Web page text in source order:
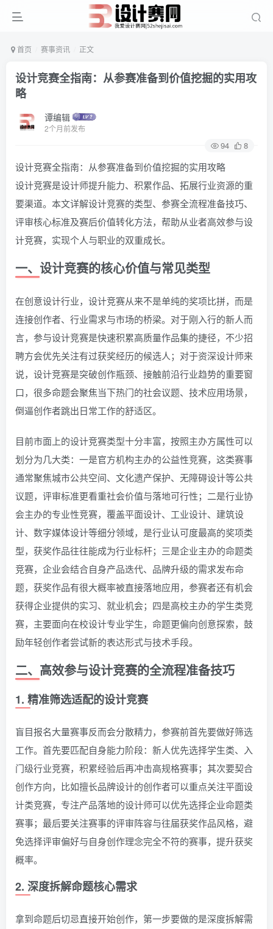
首页 赛事资讯 正文
设计竞赛全指南：从参赛准备到价值挖掘的实用攻
略
谭编辑
2个月前发布
94 8
设计竞赛全指南：从参赛准备到价值挖掘的实用攻略
设计竞赛是设计师提升能力、积累作品、拓展行业资源的重
要渠道。本文详解设计竞赛的类型、参赛全流程准备技巧、
评审核心标准及赛后价值转化方法，帮助从业者高效参与设
计竞赛，实现个人与职业的双重成长。
一、设计竞赛的核心价值与常见类型
在创意设计行业，设计竞赛从来不是单纯的奖项比拼，而是
连接创作者、行业需求与市场的桥梁。对于刚入行的新人而
言，参与设计竞赛是快速积累高质量作品集的捷径，不少招
聘方会优先关注有过获奖经历的候选人；对于资深设计师来
说，设计竞赛是突破创作瓶颈、接触前沿行业趋势的重要窗
口，很多命题会聚焦当下热门的社会议题、技术应用场景，
倒逼创作者跳出日常工作的舒适区。
目前市面上的设计竞赛类型十分丰富，按照主办方属性可以
划分为几大类：一是官方机构主办的公益性竞赛，这类赛事
通常聚焦城市公共空间、文化遗产保护、无障碍设计等公共
议题，评审标准更看重社会价值与落地可行性；二是行业协
会主办的专业性竞赛，覆盖平面设计、工业设计、建筑设
计、数字媒体设计等细分领域，是行业认可度最高的奖项类
型，获奖作品往往能成为行业标杆；三是企业主办的命题类
竞赛，企业会结合自身产品迭代、品牌升级的需求发布命
题，获奖作品有很大概率被直接落地应用，参赛者还有机会
获得企业提供的实习、就业机会；四是高校主办的学生类竞
赛，主要面向在校设计专业学生，命题更偏向创意探索，鼓
励年轻创作者尝试新的表达形式与技术手段。
二、高效参与设计竞赛的全流程准备技巧
1. 精准筛选适配的设计竞赛
盲目报名大量赛事反而会分散精力，参赛前首先要做好筛选
工作。首先要匹配自身能力阶段：新人优先选择学生类、入
门级行业竞赛，积累经验后再冲击高规格赛事；其次要契合
创作方向，比如擅长品牌设计的创作者可以重点关注平面设
计类竞赛，专注产品落地的设计师可以优先选择企业命题类
赛事；最后要关注赛事的评审阵容与往届获奖作品风格，避
免选择评审偏好与自身创作理念完全不符的赛事，提升获奖
概率。
2. 深度拆解命题核心需求
拿到命题后切忌直接开始创作，第一步要做的是深度拆解需